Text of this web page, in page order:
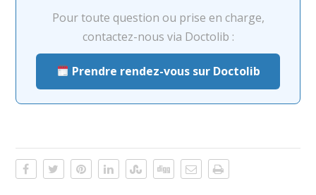
Pour toute question ou prise en charge,
contactez-nous via Doctolib :
Prendre rendez-vous sur Doctolib